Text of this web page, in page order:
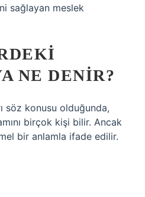
sağlayan meslek
NE DENIR?
söz konusu olduğunda,
birçok kişi bilir. Ancak
bir anlamla ifade edilir.